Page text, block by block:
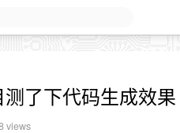
了下代码生成效果
views